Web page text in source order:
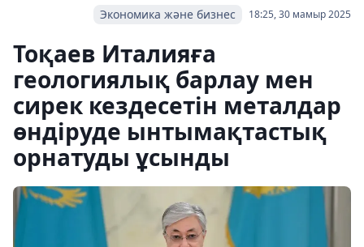
18:25, 30 мамыр 2025
Экономика және бизнес
Тоқаев Италияға
геологиялық барлау мен
сирек кездесетін металдар
өндіруде ынтымақтастық
орнатуды ұсынды